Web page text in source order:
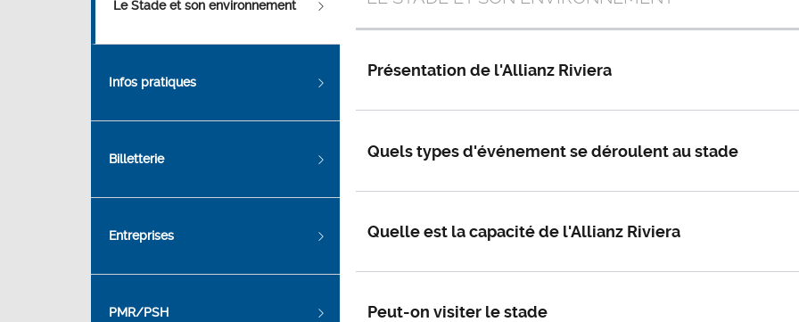
Le Stade et son environnement
Infos pratiques
Billetterie
Entreprises
PMR/PSH
Présentation de l'Allianz Riviera
Quels types d'événement se déroulent au stade
Quelle est la capacité de l'Allianz Riviera
Peut-on visiter le stade